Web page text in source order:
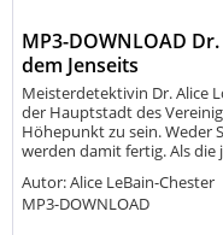
MP3-DOWNLOAD
dem Jenseits
Meisterdetektivin Dr. Alice
der Hauptstadt des
Höhepunkt zu sein. Weder
werden damit fertig. Als die
Autor: Alice LeBain-Chester
MP3-DOWNLOAD